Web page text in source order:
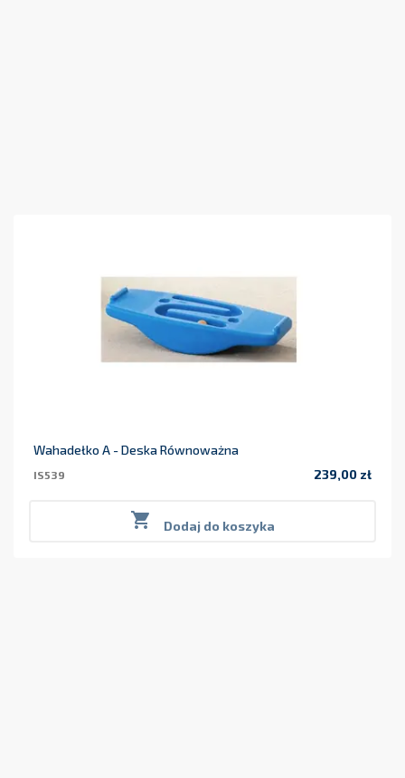
Wahadełko A - Deska Równoważna
IS539 239,00 zł
 Dodaj do koszyka